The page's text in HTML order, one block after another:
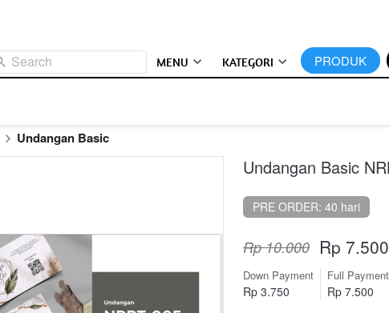
Search MENU KATEGORI `PRODUK
Undangan Basic
Undangan Basic
PRE ORDER: 40 hari
Rp 10.000 Rp 7.500
Down Payment
Rp 3.750
Full Payment
Rp 7.500